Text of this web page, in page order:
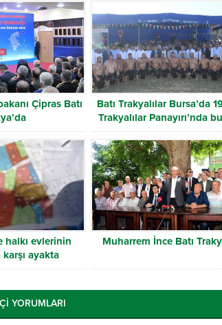
Çipras Batı
Batı Trakyalılar Bursa’da
Trakyalılar Panayırı’nda
halkı evlerinin
karşı ayakta
Muharrem İnce Batı
YORUMLARI